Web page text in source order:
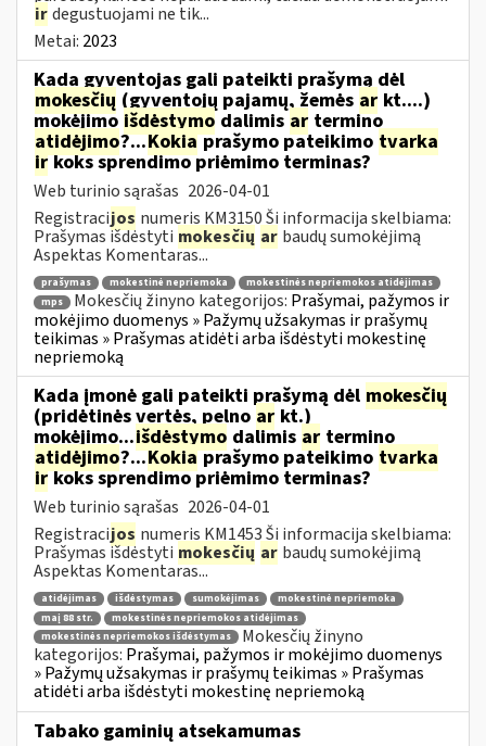
irdegustuojami ne tik...
Metai: 2023
Kada gyventojas gali pateikti prašymą dėl
mokesčių (gyventojų pajamų, žemės ar kt....)
mokėjimo išdėstymo dalimis ar termino
atidėjimo?...Kokiaprašymo pateikimo tvarka
irkoks sprendimo priėmimo terminas?
Web turinio sąrašas 2026-04-01
Registracijos numeris KM3150 Ši informacija skelbiama:
Prašymas išdėstyti mokesčių ar baudų sumokėjimą
Aspektas Komentaras...
prašymas mokestinė nepriemoka
mokestinės nepriemokos atidėjimas
mps
Mokesčių žinyno kategorijos: Prašymai, pažymos ir
mokėjimo duomenys » Pažymų užsakymas ir prašymų
teikimas » Prašymas atidėti arba išdėstyti mokestinę
nepriemoką
Kada įmonė gali pateikti prašymą dėl mokesčių
(pridėtinės vertės, pelno ar kt.)
mokėjimo...išdėstymo dalimis ar termino
atidėjimo?...Kokiaprašymo pateikimo tvarka
irkoks sprendimo priėmimo terminas?
Web turinio sąrašas 2026-04-01
Registracijos numeris KM1453 Ši informacija skelbiama:
Prašymas išdėstyti mokesčių ar baudų sumokėjimą
Aspektas Komentaras...
atidėjimas išdėstymas sumokėjimas
mokestinė nepriemoka
maį 88 str.
mokestinės nepriemokos atidėjimas
mokestinės nepriemokos išdėstymas
Mokesčių žinyno
kategorijos: Prašymai, pažymos ir mokėjimo duomenys
» Pažymų užsakymas ir prašymų teikimas » Prašymas
atidėti arba išdėstyti mokestinę nepriemoką
Tabako gaminių atsekamumas